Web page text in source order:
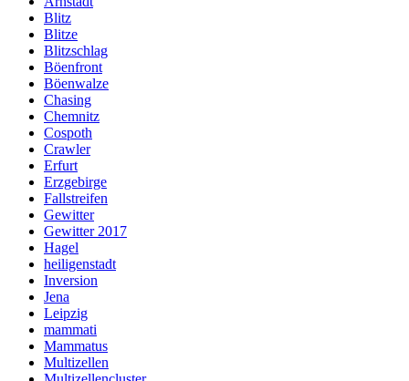
Blitz
Blitze
Blitzschlag
Böenfront
Böenwalze
Chasing
Chemnitz
Cospoth
Crawler
Erfurt
Erzgebirge
Fallstreifen
Gewitter
Gewitter 2017
Hagel
heiligenstadt
Inversion
Jena
Leipzig
mammati
Mammatus
Multizellen